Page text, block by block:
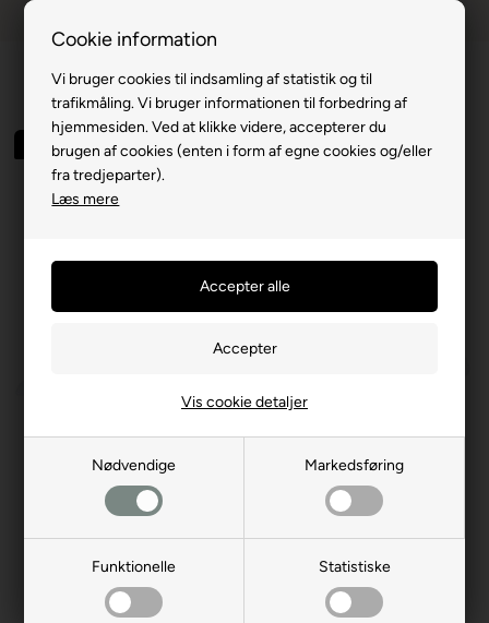
Cookie information
Vi bruger cookies til indsamling af statistik og til
trafikmåling. Vi bruger informationen til forbedring af
hjemmesiden. Ved at klikke videre, accepterer du
brugen af cookies (enten i form af egne cookies og/eller
fra tredjeparter).
Læs mere
Nødvendige Markedsføring
Funktionelle Statistiske
Vis cookie detaljer
Spar 40%